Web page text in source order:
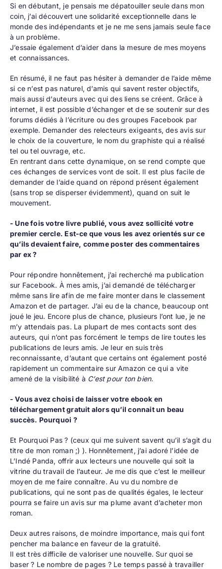
Si en débutant, je pensais me dépatouiller seule dans mon
coin, j’ai découvert une solidarité exceptionnelle dans le
monde des indépendants et je ne me sens jamais seule face
à un problème.
J’essaie également d’aider dans la mesure de mes moyens
et connaissances.
En résumé, il ne faut pas hésiter à demander de l’aide même
si ce n’est pas naturel, d’amis qui savent rester objectifs,
mais aussi d’auteurs avec qui des liens se créent. Grâce à
internet, il est possible d’échanger et de se soutenir sur des
forums dédiés à l’écriture ou des groupes Facebook par
exemple. Demander des relecteurs exigeants, des avis sur
le choix de la couverture, le nom du graphiste qui a réalisé
tel ou tel ouvrage, etc.
En rentrant dans cette dynamique, on se rend compte que
ces échanges de services vont de soit. Il est plus facile de
demander de l’aide quand on répond présent également
(sans trop se disperser évidemment), quand on suit le
mouvement.
- Une fois votre livre publié, vous avez sollicité votre
premier cercle. Est-ce que vous les avez orientés sur ce
qu’ils devaient faire, comme poster des commentaires
par ex ?
Pour répondre honnêtement, j’ai recherché ma publication
sur Facebook. À mes amis, j’ai demandé de télécharger
même sans lire afin de me faire monter dans le classement
Amazon et de partager. J’ai eu de la chance, beaucoup ont
joué le jeu. Encore plus de chance, plusieurs l’ont lue, je ne
m’y attendais pas. La plupart de mes contacts sont des
auteurs, qui n’ont pas forcément le temps de lire toutes les
publications de leurs amis. Je leur en suis très
reconnaissante, d’autant que certains ont également posté
rapidement un commentaire sur Amazon ce qui a vite
amené de la visibilité à C’est pour ton bien.
- Vous avez choisi de laisser votre ebook en
téléchargement gratuit alors qu’il connait un beau
succès. Pourquoi ?
Et Pourquoi Pas ? (ceux qui me suivent savent qu’il s’agit du
titre de mon roman ;) ). Honnêtement, j’ai adoré l’idée de
L’Indé Panda, offrir aux lecteurs une nouvelle qui soit la
vitrine du travail de l’auteur. Je me dis que c’est le meilleur
moyen de me faire connaître. Au vu du nombre de
publications, qui ne sont pas de qualités égales, le lecteur
pourra se faire un avis sur ma plume avant d’acheter mon
roman.
Deux autres raisons, de moindre importance, mais qui font
pencher ma balance en faveur de la gratuité.
Il est très difficile de valoriser une nouvelle. Sur quoi se
baser ? Le nombre de pages ? Le temps passé à travailler